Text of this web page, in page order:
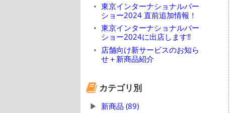
東京インターナショナルバー
ショー2024 直前追加情報！
東京インターナショナルバー
ショー2024に出店します‼
店舗向け新サービスのお知ら
せ＋新商品紹介
カテゴリ別
新商品 (89)